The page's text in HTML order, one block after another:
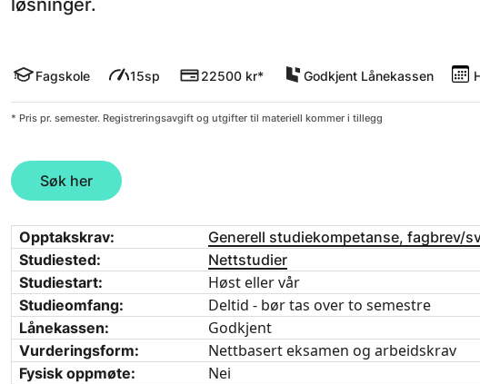
løsninger.
Fagskole 15sp 22500 kr* Godkjent Lånekassen
* Pris pr. semester. Registreringsavgift og utgifter til materiell kommer i tillegg
Søk her
Opptakskrav:
Generell studiekompetanse, fagbrev/
Studiested:
Nettstudier
Studiestart:
Høst eller vår
Studieomfang: Deltid - bør tas over to semestre
Lånekassen: Godkjent
Vurderingsform: Nettbasert eksamen og arbeidskrav
Fysisk oppmøte: Nei